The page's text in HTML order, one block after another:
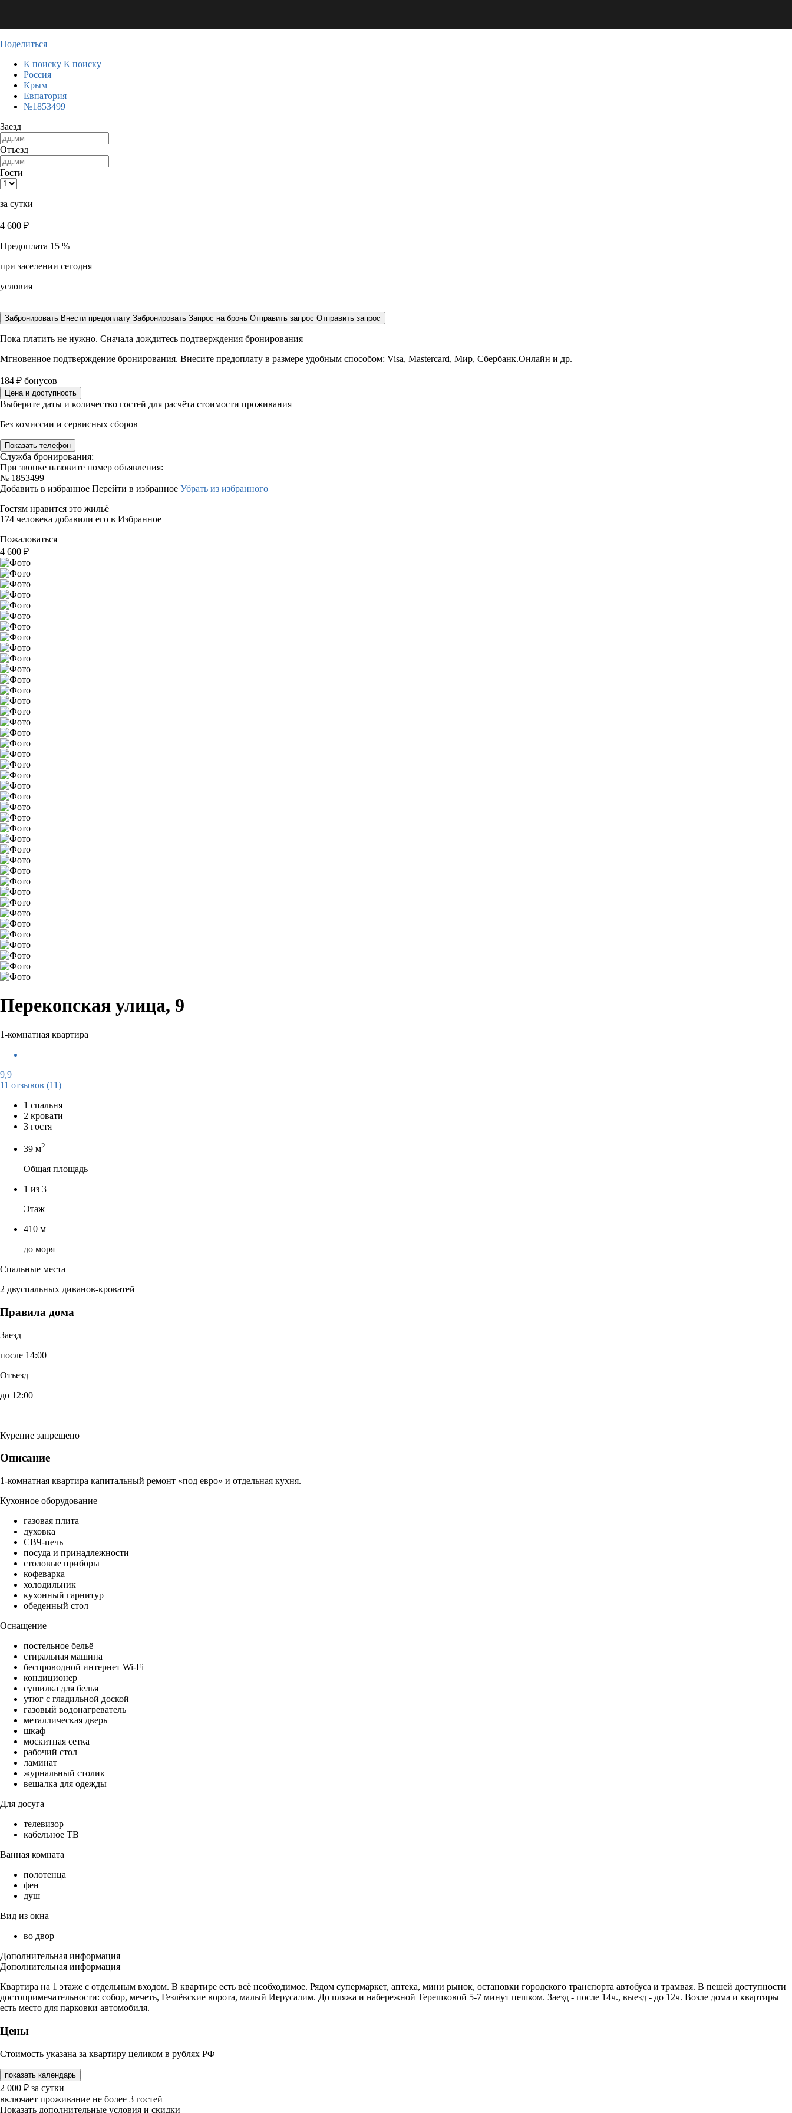
Поделиться
К поиску К поиску
Россия
Крым
Евпатория
№1853499
Заезд
Отъезд
Гости
за сутки
4 600 ₽
Предоплата 15 %
при заселении сегодня
условия
Забронировать Внести предоплату Забронировать Запрос на бронь Отправить запрос Отправить запрос
Пока платить не нужно. Сначала дождитесь подтверждения бронирования
Мгновенное подтверждение бронирования. Внесите предоплату в размере удобным способом: Visa, Mastercard, Мир, Сбербанк.Онлайн и др.
184 ₽ бонусов
Цена и доступность
Выберите даты и количество гостей для расчёта стоимости проживания
Без комиссии и сервисных сборов
Показать телефон
Служба бронирования:
При звонке назовите номер объявления:
№ 1853499
Добавить в избранное Перейти в избранное Убрать из избранного
Гостям нравится это жильё
174 человека добавили его в Избранное
Пожаловаться
4 600 ₽
Перекопская улица, 9
1-комнатная квартира
9,9
11 отзывов (11)
1 спальня
2 кровати
3 гостя
39 м2
Общая площадь
1 из 3
Этаж
410 м
до моря
Спальные места
2 двуспальных диванов-кроватей
Правила дома
Заезд
после 14:00
Отъезд
до 12:00
Курение запрещено
Описание
1-комнатная квартира капитальный ремонт «под евро» и отдельная кухня.
Кухонное оборудование
газовая плита
духовка
СВЧ-печь
посуда и принадлежности
столовые приборы
кофеварка
холодильник
кухонный гарнитур
обеденный стол
Оснащение
постельное бельё
стиральная машина
беспроводной интернет Wi-Fi
кондиционер
сушилка для белья
утюг с гладильной доской
газовый водонагреватель
металлическая дверь
шкаф
москитная сетка
рабочий стол
ламинат
журнальный столик
вешалка для одежды
Для досуга
телевизор
кабельное ТВ
Ванная комната
полотенца
фен
душ
Вид из окна
во двор
Дополнительная информация
Дополнительная информация
Квартира на 1 этаже с отдельным входом. В квартире есть всё необходимое. Рядом супермаркет, аптека, мини рынок, остановки городского транспорта автобуса и трамвая. В пешей доступности
достопримечательности: собор, мечеть, Гезлёвские ворота, малый Иерусалим. До пляжа и набережной Терешковой 5-7 минут пешком. Заезд - после 14ч., выезд - до 12ч. Возле дома и квартиры
есть место для парковки автомобиля.
Цены
Стоимость указана за квартиру целиком в рублях РФ
показать календарь
2 000 ₽ за сутки
включает проживание не более 3 гостей
Показать дополнительные условия и скидки